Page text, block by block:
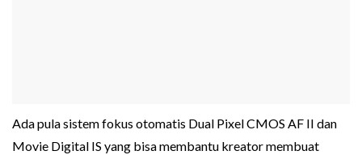
Ada pula sistem fokus otomatis Dual Pixel CMOS AF II dan
Movie Digital IS yang bisa membantu kreator membuat